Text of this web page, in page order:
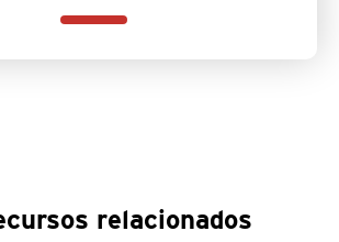
relacionados